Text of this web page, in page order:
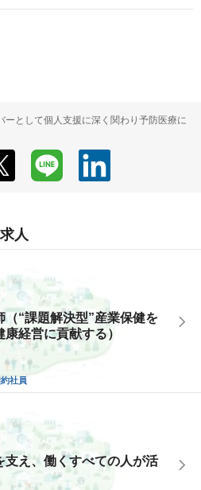
として個人支援に深く関わり予防医療に
人
（“課題解決型”産業保健を
経営に貢献する）
社員
支え、働くすべての人が活